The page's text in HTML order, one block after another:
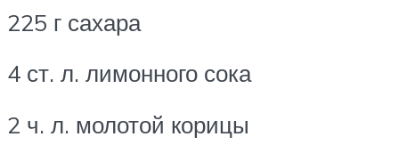
225 г сахара
4 ст. л. лимонного сока
2 ч. л. молотой корицы